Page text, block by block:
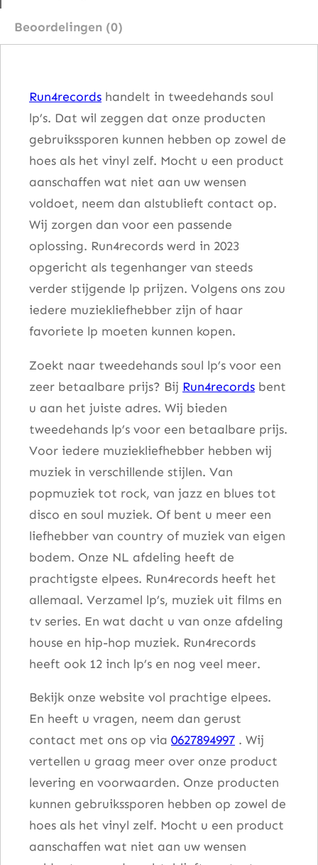
M
Beoordelingen (0)
Run4records handelt in tweedehands soul
lp’s. Dat wil zeggen dat onze producten
gebruikssporen kunnen hebben op zowel de
hoes als het vinyl zelf. Mocht u een product
aanschaffen wat niet aan uw wensen
voldoet, neem dan alstublieft contact op.
Wij zorgen dan voor een passende
oplossing. Run4records werd in 2023
opgericht als tegenhanger van steeds
verder stijgende lp prijzen. Volgens ons zou
iedere muziekliefhebber zijn of haar
favoriete lp moeten kunnen kopen.
Zoekt naar tweedehands soul lp’s voor een
zeer betaalbare prijs? Bij Run4records bent
u aan het juiste adres. Wij bieden
tweedehands lp’s voor een betaalbare prijs.
Voor iedere muziekliefhebber hebben wij
muziek in verschillende stijlen. Van
popmuziek tot rock, van jazz en blues tot
disco en soul muziek. Of bent u meer een
liefhebber van country of muziek van eigen
bodem. Onze NL afdeling heeft de
prachtigste elpees. Run4records heeft het
allemaal. Verzamel lp’s, muziek uit films en
tv series. En wat dacht u van onze afdeling
house en hip-hop muziek. Run4records
heeft ook 12 inch lp’s en nog veel meer.
Bekijk onze website vol prachtige elpees.
En heeft u vragen, neem dan gerust
contact met ons op via 0627894997 . Wij
vertellen u graag meer over onze product
levering en voorwaarden. Onze producten
kunnen gebruikssporen hebben op zowel de
hoes als het vinyl zelf. Mocht u een product
aanschaffen wat niet aan uw wensen